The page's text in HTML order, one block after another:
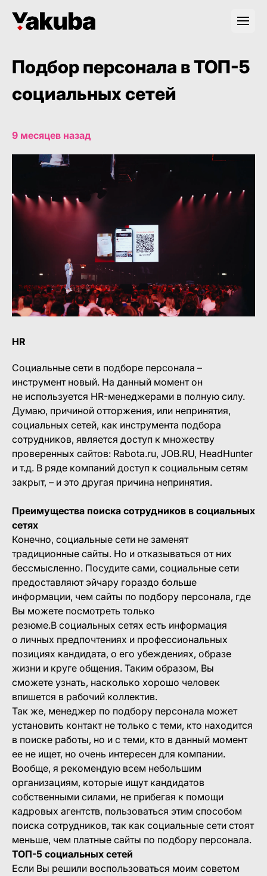
Подбор персонала в ТОП-5
социальных сетей
9 месяцев назад
HR
Социальные сети в подборе персонала –
инструмент новый. На данный момент он
не используется HR-менеджерами в полную силу.
Думаю, причиной отторжения, или непринятия,
социальных сетей, как инструмента подбора
сотрудников, является доступ к множеству
проверенных сайтов: Rabota.ru, JOB.RU, HeadHunter
и т.д. В ряде компаний доступ к социальным сетям
закрыт, – и это другая причина непринятия.
Преимущества поиска сотрудников в социальных
сетях
Конечно, социальные сети не заменят
традиционные сайты. Но и отказываться от них
бессмысленно. Посудите сами, социальные сети
предоставляют эйчару гораздо больше
информации, чем сайты по подбору персонала, где
Вы можете посмотреть только
резюме.В социальных сетях есть информация
о личных предпочтениях и профессиональных
позициях кандидата, о его убеждениях, образе
жизни и круге общения. Таким образом, Вы
сможете узнать, насколько хорошо человек
впишется в рабочий коллектив.
Так же, менеджер по подбору персонала может
установить контакт не только с теми, кто находится
в поиске работы, но и с теми, кто в данный момент
ее не ищет, но очень интересен для компании.
Вообще, я рекомендую всем небольшим
организациям, которые ищут кандидатов
собственными силами, не прибегая к помощи
кадровых агентств, пользоваться этим способом
поиска сотрудников, так как социальные сети стоят
меньше, чем платные сайты по подбору персонала.
ТОП-5 социальных сетей
Если Вы решили воспользоваться моим советом